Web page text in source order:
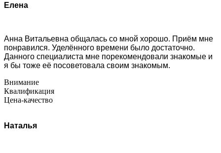
Елена
Анна Витальевна общалась со мной хорошо. Приём мне
понравился. Уделённого времени было достаточно.
Данного специалиста мне порекомендовали знакомые и
я бы тоже её посоветовала своим знакомым.
Внимание
Квалификация
Цена-качество
Наталья